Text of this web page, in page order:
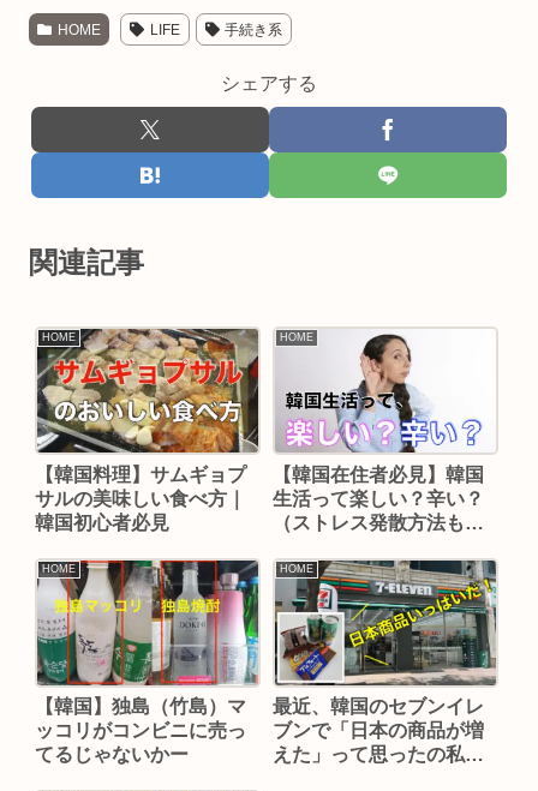
HOME LIFE 手続き系
シェアする
関連記事
HOME
【韓国料理】サムギョプ
サルの美味しい食べ方｜
韓国初心者必見
HOME
【韓国在住者必見】韓国
生活って楽しい？辛い？
（ストレス発散方法も紹
HOME
【韓国】独島（竹島）マ
ッコリがコンビニに売っ
てるじゃないかー
HOME
最近、韓国のセブンイレ
ブンで「日本の商品が増
えた」って思ったの私だ